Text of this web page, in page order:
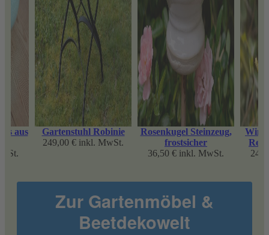
aus
Gartenstuhl Robinie
249,00 € inkl. MwSt.
Rosenkugel Steinzeug,
frostsicher
36,50 € inkl. MwSt.
Zur Gartenmöbel &
Beetdekowelt